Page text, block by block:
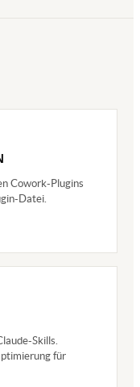
Cowork-Plugins
Datei.
Skills.
für